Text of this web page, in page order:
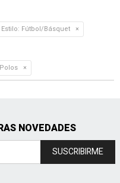
Estilo: Fútbol/Básquet
Polos
NOVEDADES
SUSCRIBIRME